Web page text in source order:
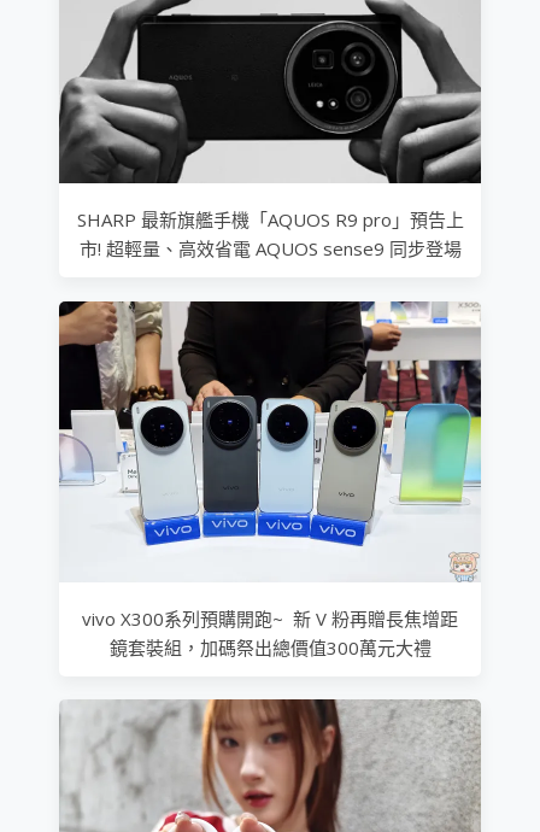
SHARP 最新旗艦手機「AQUOS R9 pro」預告上
市! 超輕量、高效省電 AQUOS sense9 同步登場
vivo X300系列預購開跑~ 新 V 粉再贈長焦增距
鏡套裝組，加碼祭出總價值300萬元大禮